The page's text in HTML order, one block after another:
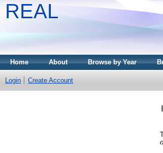
REAL
Home About Browse by Year
Login Create Account